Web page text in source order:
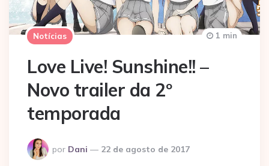
Notícias
Love Live! Sunshine!! –
Novo trailer da 2º
temporada
Postado
por
por Dani 22 de agosto de 2017
1 min